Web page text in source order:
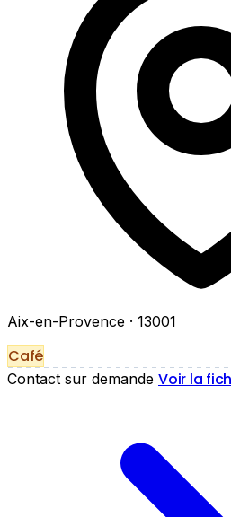
Aix-en-Provence · 13001
Café
Contact sur demande Voir la